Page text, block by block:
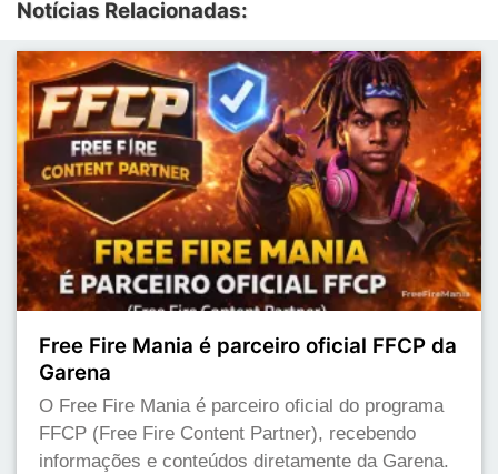
Notícias Relacionadas:
Free Fire Mania é parceiro oficial FFCP da
Garena
O Free Fire Mania é parceiro oficial do programa
FFCP (Free Fire Content Partner), recebendo
informações e conteúdos diretamente da Garena.